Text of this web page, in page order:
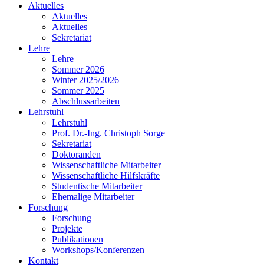
Aktuelles
Aktuelles
Aktuelles
Sekretariat
Lehre
Lehre
Sommer 2026
Winter 2025/2026
Sommer 2025
Abschlussarbeiten
Lehrstuhl
Lehrstuhl
Prof. Dr.-Ing. Christoph Sorge
Sekretariat
Doktoranden
Wissenschaftliche Mitarbeiter
Wissenschaftliche Hilfskräfte
Studentische Mitarbeiter
Ehemalige Mitarbeiter
Forschung
Forschung
Projekte
Publikationen
Workshops/Konferenzen
Kontakt